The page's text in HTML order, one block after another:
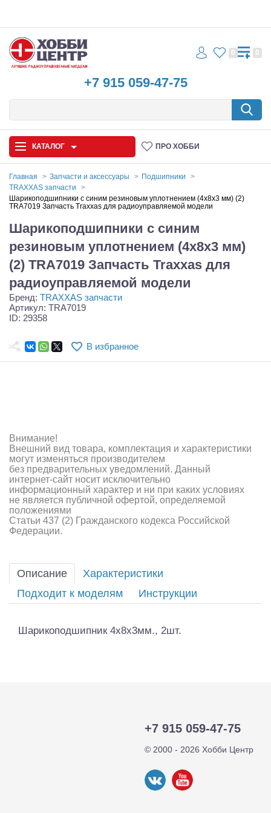
+7 915 059-47-75
0 0
КАТАЛОГ ПРО ХОББИ
Автомодели
Запчасти и аксессуары
Игрушки
Самолеты
Квадрокоптеры
Конструкторы
Двигатели
Технические жидкости
Инструмент,измерительные приборы,расходники
Оптовая продажа запчастей для моделей
Главная Запчасти и аксессуары
Подшипники
TRAXXAS запчасти
Шарикоподшипники с синим резиновым уплотнением (4x8x3 мм) (2)
TRA7019 Запчасть Traxxas для радиоуправляемой модели
Шарикоподшипники с синим
резиновым уплотнением (4x8x3 мм)
(2) TRA7019 Запчасть Traxxas для
радиоуправляемой модели
Бренд: TRAXXAS запчасти
Артикул: TRA7019
ID: 29358
В избранное
Внимание!
Внешний вид товара, комплектация и характеристики
могут изменяться производителем
без предварительных уведомлений. Данный
интернет-сайт носит исключительно
информационный характер и ни при каких условиях
не является публичной офертой, определяемой
положениями
Статьи 437 (2) Гражданского кодекса Российской
Федерации.
Описание
Характеристики
Подходит к моделям
Инструкции
Шарикоподшипник 4х8х3мм., 2шт.
+7 915 059-47-75
© 2000 - 2026 Хобби Центр